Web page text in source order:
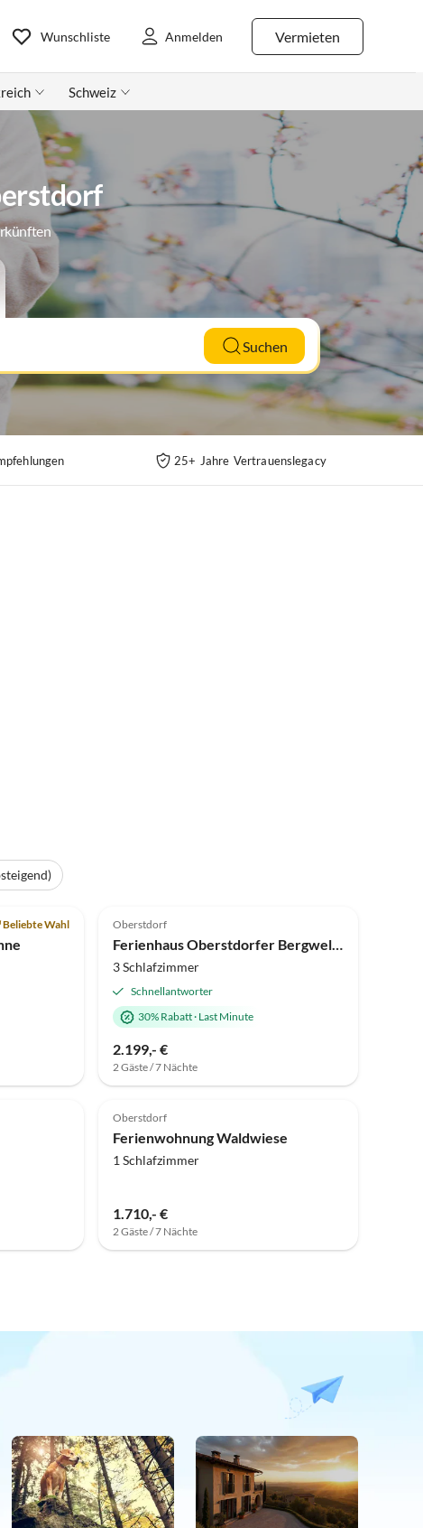
Vermieten
Wunschliste Anmelden
Schweiz
Suchen
25+ Jahre Vertrauenslegacy
Beliebte Wahl Oberstdorf
Ferienhaus Oberstdorfer Bergwelt Haus Castell
3 Schlafzimmer
Schnellantworter
30% Rabatt· Last Minute
2.199,- €
2 Gäste / 7 Nächte
Oberstdorf
Ferienwohnung Waldwiese
1 Schlafzimmer
1.710,- €
2 Gäste / 7 Nächte